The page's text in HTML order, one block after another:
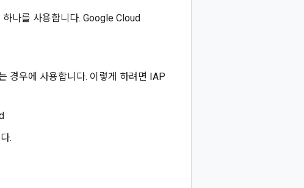
나를 사용합니다. Google Cloud
경우에 사용합니다. 이렇게 하려면 IAP
.